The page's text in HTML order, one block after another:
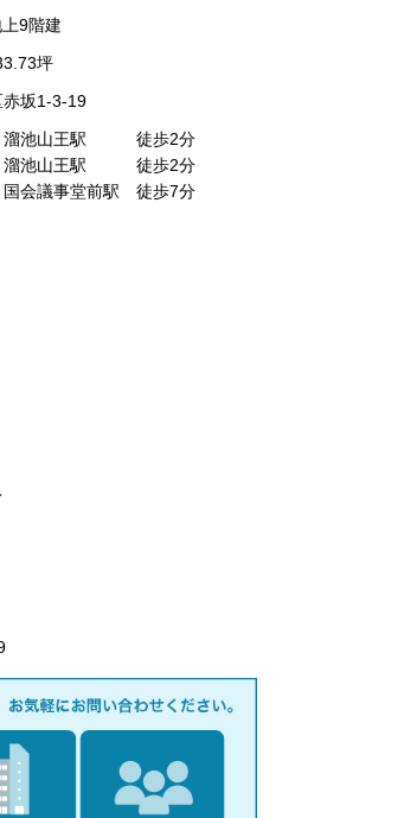
9階建
坪
坂1-3-19
池山王駅 徒歩2分
池山王駅 徒歩2分
会議事堂前駅 徒歩7分